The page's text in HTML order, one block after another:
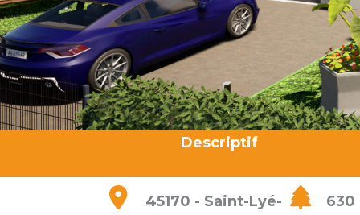
Descriptif
45170 - Saint-Lyé-
630